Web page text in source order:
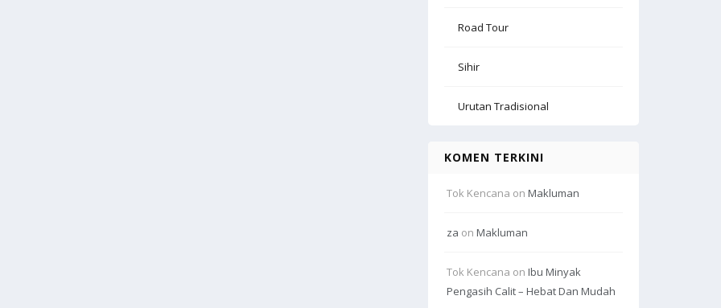
Road Tour
Sihir
Urutan Tradisional
KOMEN TERKINI
Tok Kencana on Makluman
za on Makluman
Tok Kencana on Ibu Minyak
Pengasih Calit – Hebat Dan Mudah